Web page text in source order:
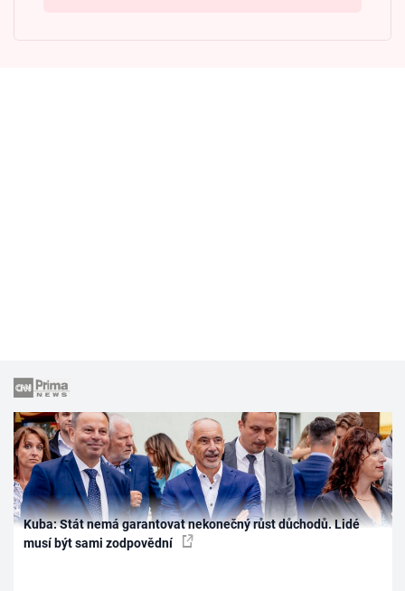
Kuba: Stát nemá garantovat nekonečný růst důchodů. Lidé
musí být sami zodpovědní